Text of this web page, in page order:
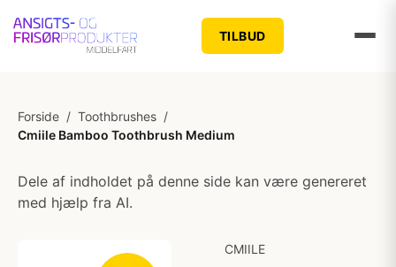
TILBUD
Forside / Toothbrushes /
Cmiile Bamboo Toothbrush Medium
Dele af indholdet på denne side kan være genereret
med hjælp fra AI.
CMIILE